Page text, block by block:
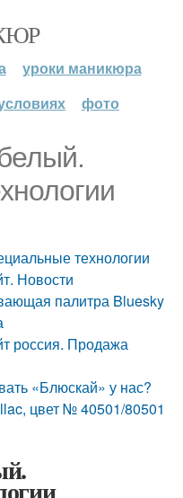
уроки маникюра
фото
технологии
Новости
палитра Bluesky
россия. Продажа
«Блюскай» у нас?
цвет № 40501/80501